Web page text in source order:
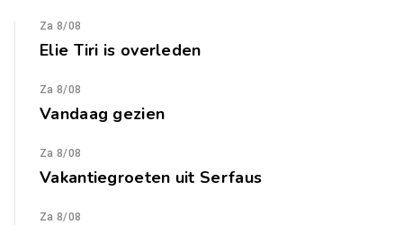
Za 8/08
Elie Tiri is overleden
Za 8/08
Vandaag gezien
Za 8/08
Vakantiegroeten uit Serfaus
Za 8/08